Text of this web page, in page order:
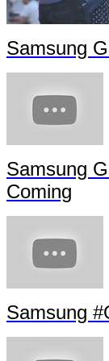
Samsung
Samsung
Coming
Samsung